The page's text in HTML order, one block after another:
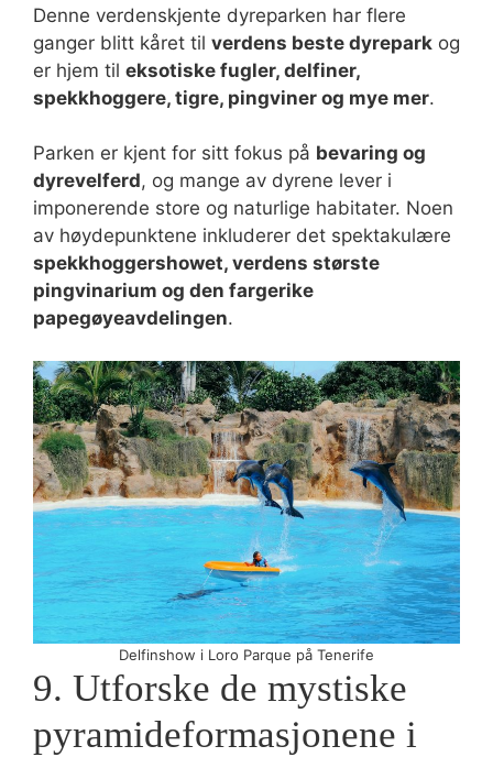
Denne verdenskjente dyreparken har flere
ganger blitt kåret til verdens beste dyrepark og
er hjem til eksotiske fugler, delfiner,
spekkhoggere, tigre, pingviner og mye mer.
Parken er kjent for sitt fokus på bevaring og
dyrevelferd, og mange av dyrene lever i
imponerende store og naturlige habitater. Noen
av høydepunktene inkluderer det spektakulære
spekkhoggershowet, verdens største
pingvinarium og den fargerike
papegøyeavdelingen.
Delfinshow i Loro Parque på Tenerife
9. Utforske de mystiske
pyramideformasjonene i